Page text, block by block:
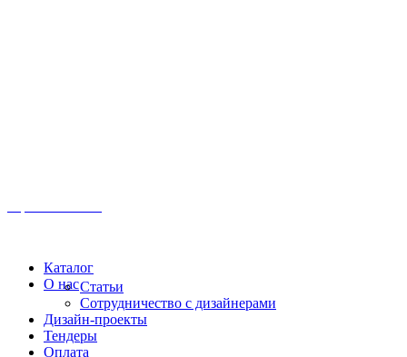
Каталог
О насСтатьи
Сотрудничество с дизайнерами
Дизайн-проекты
Тендеры
Оплата